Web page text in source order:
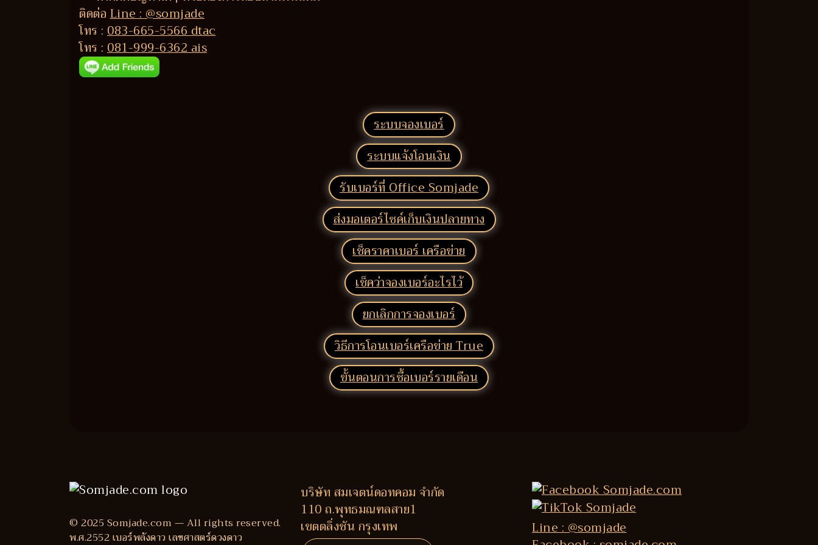
ติดต่อLine : @somjade
โทร : 083-665-5566 dtac
โทร : 081-999-6362 ais
ระบบจองเบอร์
ระบบแจ้งโอนเงิน
รับเบอร์ที่ Office Somjade
ส่งมอเตอร์ไซค์เก็บเงินปลายทาง
เช็คราคาเบอร์ เครือข่าย
เช็คว่าจองเบอร์อะไรไว้
ยกเลิกการจองเบอร์
วิธีการโอนเบอร์เครือข่าย True
ขั้นตอนการซื้อเบอร์รายเดือน
© 2025 Somjade.com — All rights reserved.
พ.ศ.2552 เบอร์พลังดาว เลขศาสตร์ดวงดาว
บริษัท สมเจตน์ดอทคอม จำกัด
110 ถ.พุทธมณฑลสาย1
เขตตลิ่งชัน กรุงเทพ
Line : @somjade